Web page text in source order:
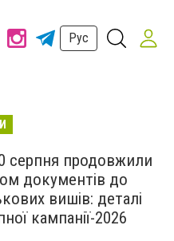
Рус
серпня продовжили
документів до
вишів: деталі
кампанії-2026